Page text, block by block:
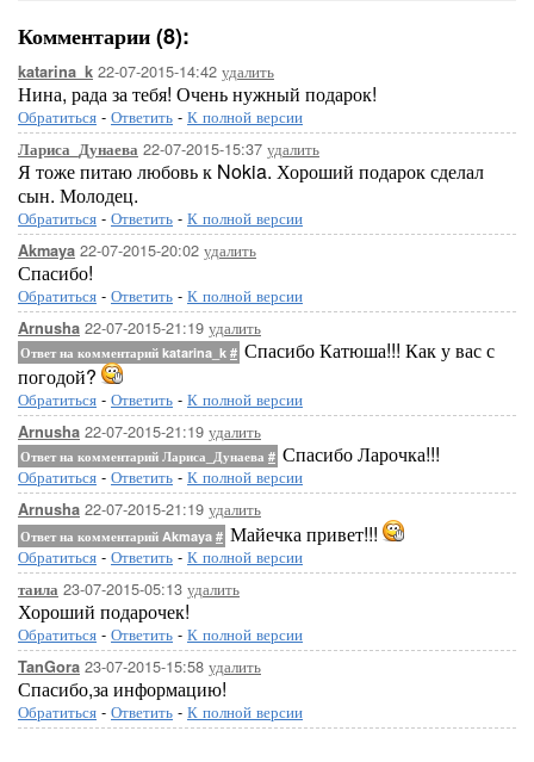
Комментарии (8):
katarina_k 22-07-2015-14:42 удалить
Нина, рада за тебя! Очень нужный подарок!
Обратиться - Ответить - К полной версии
Лариса_Дунаева 22-07-2015-15:37 удалить
Я тоже питаю любовь к Nokia. Хороший подарок сделал
сын. Молодец.
Обратиться - Ответить - К полной версии
Akmaya 22-07-2015-20:02 удалить
Спасибо!
Обратиться - Ответить - К полной версии
Arnusha 22-07-2015-21:19 удалить
Ответ на комментарий katarina_k # Спасибо Катюша!!! Как у вас с
погодой?
Обратиться - Ответить - К полной версии
Arnusha 22-07-2015-21:19 удалить
Ответ на комментарий Лариса_Дунаева # Спасибо Ларочка!!!
Обратиться - Ответить - К полной версии
Arnusha 22-07-2015-21:19 удалить
Ответ на комментарий Akmaya # Майечка привет!!!
Обратиться - Ответить - К полной версии
таила 23-07-2015-05:13 удалить
Хороший подарочек!
Обратиться - Ответить - К полной версии
TanGora 23-07-2015-15:58 удалить
Спасибо,за информацию!
Обратиться - Ответить - К полной версии